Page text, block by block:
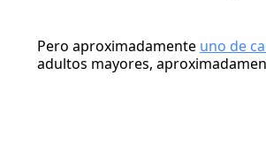
Pero aproximadamente uno de
adultos mayores,